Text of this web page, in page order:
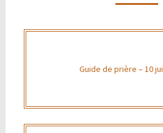
Guide de prière – 10